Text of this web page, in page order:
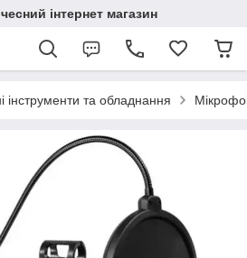
інтернет магазин
інструменти та обладнання